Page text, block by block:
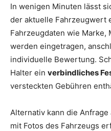
In wenigen Minuten lässt
der aktuelle Fahrzeugwert
Fahrzeugdaten wie Marke,
werden eingetragen,
individuelle Bewertung.
Halter ein verbindliches
versteckten Gebühren
Alternativ kann die
mit Fotos des Fahrzeugs